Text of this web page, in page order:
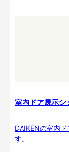
室内ドア展示シ
DAIKENの室内
す。